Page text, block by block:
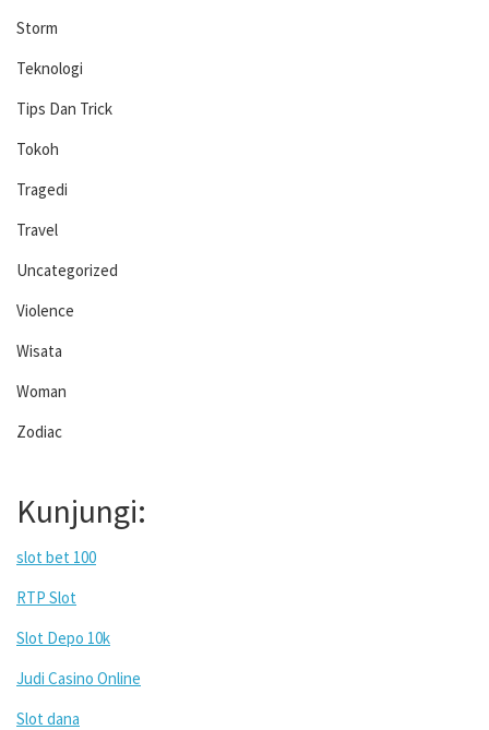
Storm
Teknologi
Tips Dan Trick
Tokoh
Tragedi
Travel
Uncategorized
Violence
Wisata
Woman
Zodiac
Kunjungi:
slot bet 100
RTP Slot
Slot Depo 10k
Judi Casino Online
Slot dana